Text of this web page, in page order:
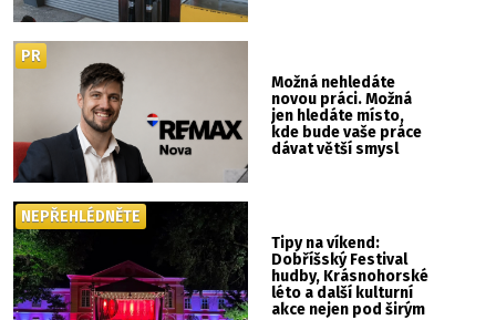
Možná nehledáte
novou práci. Možná
jen hledáte místo,
kde bude vaše práce
dávat větší smysl
PR
Tipy na víkend:
Dobříšský Festival
hudby, Krásnohorské
léto a další kulturní
akce nejen pod širým
NEPŘEHLÉDNĚTE